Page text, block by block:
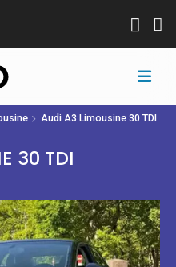
Audi A3 Limousine 30 TDI
30 TDI